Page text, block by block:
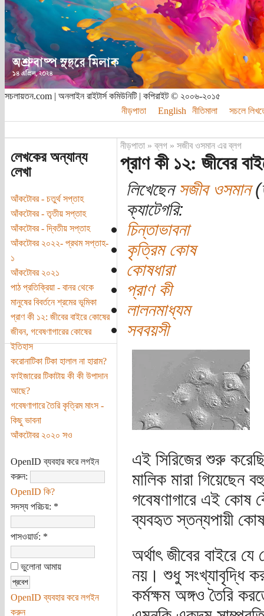
সচলায়তন.com | অনলাইন রাইটার্স কমিউনিটি | কপিরাইট © ২০০৬-২০১৫
নীড়পাতা
English নীতিমালা সচলে
লেখকের অন্যান্য
লেখা
আঁকটোবর - চতুর্থ সপ্তাহ
আঁকটোবর - তৃতীয় সপ্তাহ
আঁকটোবর - দ্বিতীয় সপ্তাহ
আঁকটোবর ২০২২- প্রথম সপ্তাহ-
১
আঁকটোবর ২০২১
পাঠ প্রতিক্রিয়া - বানর থেকে
মানুষের বিবর্তনে শ্রমের ভূমিকা
প্রাণ কী ১২: জীবের বাইরে কোষের
জীবন, গবেষণাগারের কোষের
ইতিহাস
করোনাটিকা টিকা হালাল না হারাম?
ফাইজারের টিকাটায় কী কী উপাদান
আছে?
গবেষণাগারে তৈরি কৃত্রিম মাংস -
কিছু ভাবনা
আঁকটোবর ২০২০ সও
OpenID ব্যবহার করে লগইন
করুন:
OpenID কি?
সদস্য পরিচয়: *
পাসওয়ার্ড: *
ভুলোনা আমায়
OpenID ব্যবহার করে লগইন
করুন
নীড়পাতা»ব্লগ» সজীব ওসমান এর ব্লগ
প্রাণ কী ১২: জীবের
লিখেছেনসজীব ওসমান
ক্যাটেগরি:
চিন্তাভাবনা
কৃত্রিম কোষ
কোষধারা
প্রাণ কী
লালনমাধ্যম
সববয়সী
এই সিরিজের শুরু
মালিক মারা গিয়েছেন
গবেষণাগারে এই কোষ
ব্যবহৃত স্তন্যপায়ী
অর্থাৎ জীবের বাইরে
নয়। শুধু সংখ্যাবৃদ্ধি
কর্মক্ষম অঙ্গও তৈরি